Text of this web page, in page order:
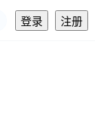
登录 注册